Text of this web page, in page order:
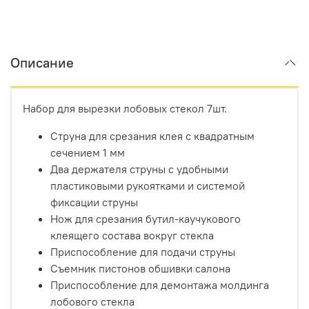
Описание
Набор для вырезки лобовых стекол 7шт.
Струна для срезания клея с квадратным
сечением 1 мм
Два держателя струны с удобными
пластиковыми рукоятками и системой
фиксации струны
Нож для срезания бутил-каучукового
клеящего состава вокруг стекла
Приспособление для подачи струны
Съемник пистонов обшивки салона
Приспособление для демонтажа молдинга
лобового стекла